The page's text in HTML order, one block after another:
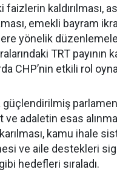
faizlerin kaldırılması,
emekli bayram
yönelik
TRT payının
CHP’nin etkili rol
güçlendirilmiş
ve adaletin esas
kamu ihale
ve aile destekleri
hedefleri sıraladı.